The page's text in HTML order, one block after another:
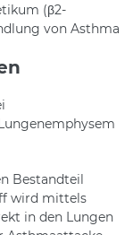
(β2-
von Asthma
Bestandteil
wird mittels
in den Lungen